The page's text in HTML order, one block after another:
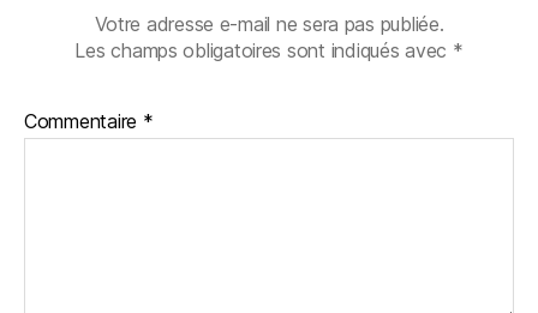
Votre adresse e-mail ne sera pas publiée.
Les champs obligatoires sont indiqués avec *
Commentaire *